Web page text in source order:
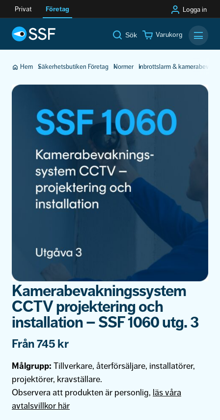
Privat Företag Logga in
Sök Varukorg
Hem Säkerhetsbutiken Företag Normer Inbrottslarm &
Kamerabevakningssystem
CCTV projektering och
installation – SSF 1060 utg. 3
Från745 kr
Målgrupp: Tillverkare, återförsäljare, installatörer,
projektörer, kravställare.
Observera att produkten är personlig, läs våra
avtalsvillkor här